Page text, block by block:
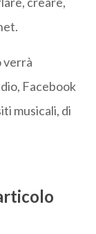
verrà
Facebook
musicali, di